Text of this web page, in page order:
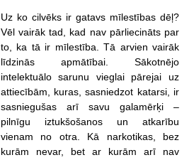
Uz ko cilvēks ir gatavs mīlestības dēļ?
Vēl vairāk tad, kad nav pārliecināts par
to, ka tā ir mīlestība. Tā arvien vairāk
līdzinās apmātībai. Sākotnējo
intelektuālo sarunu vieglai pārejai uz
attiecībām, kuras, sasniedzot katarsi, ir
sasniegušas arī savu galamērķi –
pilnīgu iztukšošanos un atkarību
vienam no otra. Kā narkotikas, bez
kurām nevar, bet ar kurām arī nav